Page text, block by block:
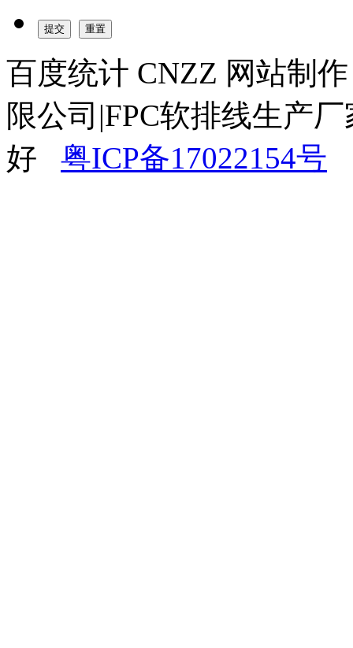
百度统计 CNZZ 网站制
限公司|FPC软排线生产
好 粤ICP备17022154号